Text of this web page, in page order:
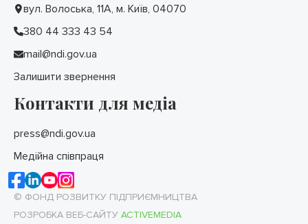
вул. Волоська, 11А, м. Київ, 04070
380 44 333 43 54
mail@ndi.gov.ua
Залишити звернення
Контакти для медіа
press@ndi.gov.ua
Медійна співпраця
© ФОНД РОЗВИТКУ ПІДПРИЄМНИЦТВА
РОЗРОБКА ВЕБ-САЙТУ ACTIVEMEDIA